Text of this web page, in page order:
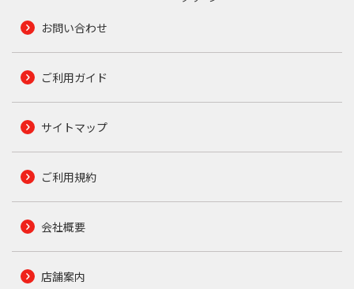
お問い合わせ
ご利用ガイド
サイトマップ
ご利用規約
会社概要
店舗案内